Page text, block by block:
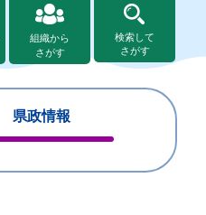
組織から
さがす
検索して
さがす
県政情報